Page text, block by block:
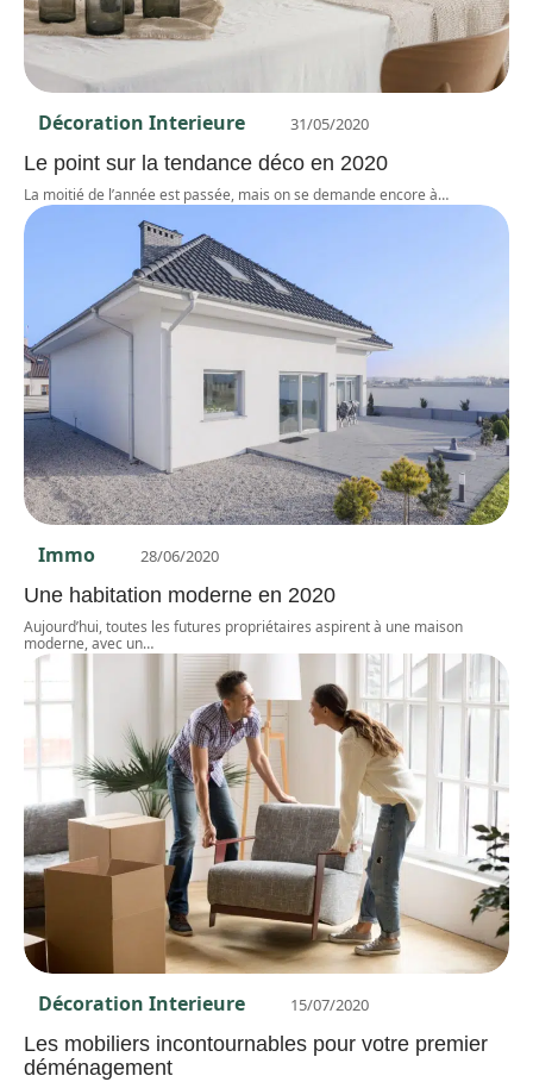
Décoration Interieure 31/05/2020
Le point sur la tendance déco en 2020
La moitié de l’année est passée, mais on se demande encore à…
Immo 28/06/2020
Une habitation moderne en 2020
Aujourd’hui, toutes les futures propriétaires aspirent à une maison
moderne, avec un…
Décoration Interieure 15/07/2020
Les mobiliers incontournables pour votre premier
déménagement